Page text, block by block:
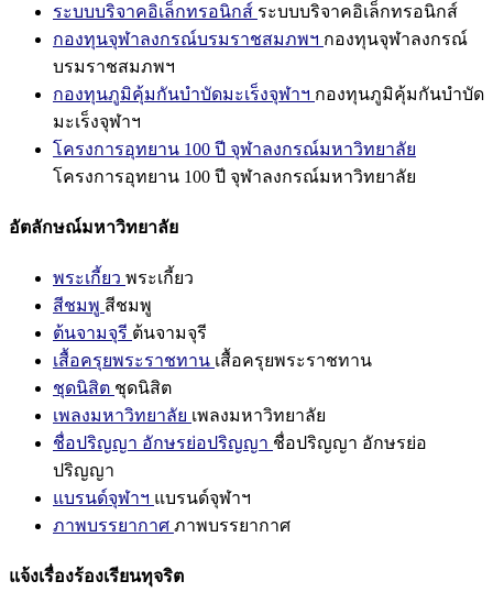
ระบบบริจาคอิเล็กทรอนิกส์ ระบบบริจาคอิเล็กทรอนิกส์
กองทุนจุฬาลงกรณ์บรมราชสมภพฯ กองทุนจุฬาลงกรณ์
บรมราชสมภพฯ
กองทุนภูมิคุ้มกันบำบัดมะเร็งจุฬาฯ กองทุนภูมิคุ้มกันบำบัด
มะเร็งจุฬาฯ
โครงการอุทยาน 100 ปี จุฬาลงกรณ์มหาวิทยาลัย
โครงการอุทยาน 100 ปี จุฬาลงกรณ์มหาวิทยาลัย
อัตลักษณ์มหาวิทยาลัย
พระเกี้ยว พระเกี้ยว
สีชมพู สีชมพู
ต้นจามจุรี ต้นจามจุรี
เสื้อครุยพระราชทาน เสื้อครุยพระราชทาน
ชุดนิสิต ชุดนิสิต
เพลงมหาวิทยาลัย เพลงมหาวิทยาลัย
ชื่อปริญญา อักษรย่อปริญญา ชื่อปริญญา อักษรย่อ
ปริญญา
แบรนด์จุฬาฯ แบรนด์จุฬาฯ
ภาพบรรยากาศ ภาพบรรยากาศ
แจ้งเรื่องร้องเรียนทุจริต